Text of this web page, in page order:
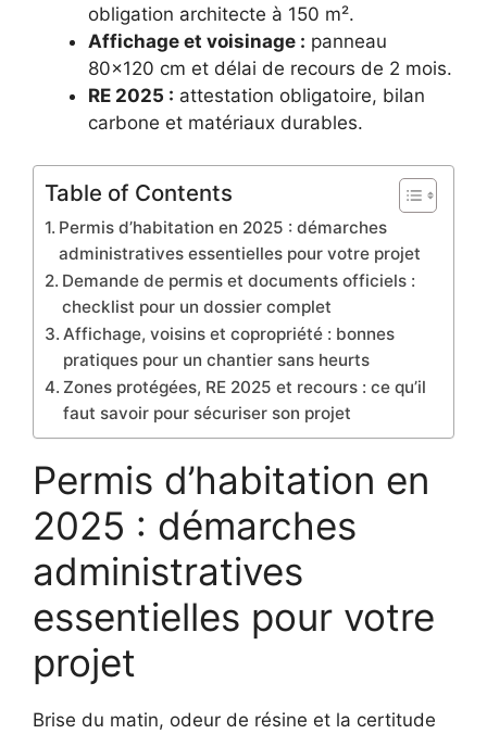
obligation architecte à 150 m².
Affichage et voisinage : panneau
80×120 cm et délai de recours de 2 mois.
RE 2025 : attestation obligatoire, bilan
carbone et matériaux durables.
Table of Contents
Permis d’habitation en 2025 : démarches
administratives essentielles pour votre projet
Demande de permis et documents officiels :
checklist pour un dossier complet
Affichage, voisins et copropriété : bonnes
pratiques pour un chantier sans heurts
Zones protégées, RE 2025 et recours : ce qu’il
faut savoir pour sécuriser son projet
Permis d’habitation en
2025 : démarches
administratives
essentielles pour votre
projet
Brise du matin, odeur de résine et la certitude